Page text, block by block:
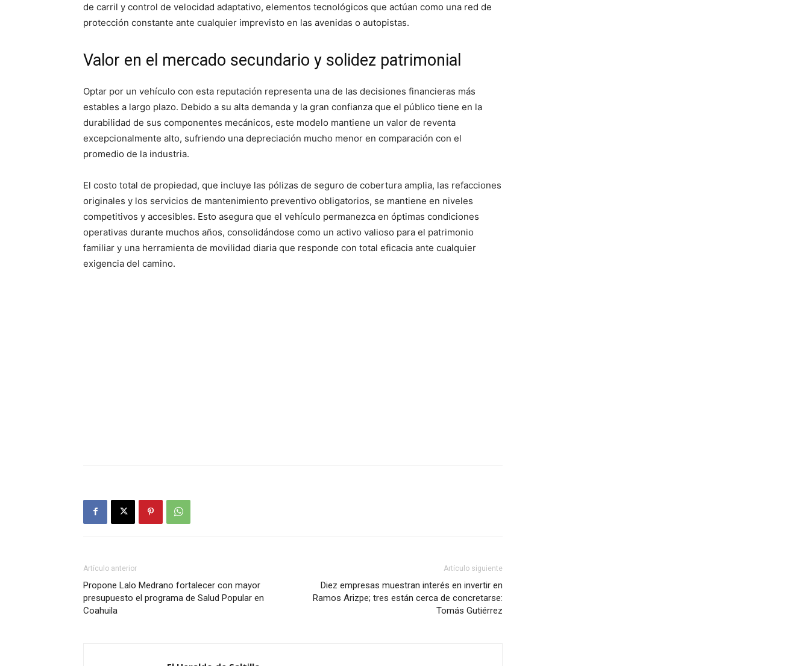
de carril y control de velocidad adaptativo, elementos tecnológicos que actúan como una red de
protección constante ante cualquier imprevisto en las avenidas o autopistas.
Valor en el mercado secundario y solidez patrimonial
Optar por un vehículo con esta reputación representa una de las decisiones financieras más
estables a largo plazo. Debido a su alta demanda y la gran confianza que el público tiene en la
durabilidad de sus componentes mecánicos, este modelo mantiene un valor de reventa
excepcionalmente alto, sufriendo una depreciación mucho menor en comparación con el
promedio de la industria.
El costo total de propiedad, que incluye las pólizas de seguro de cobertura amplia, las refacciones
originales y los servicios de mantenimiento preventivo obligatorios, se mantiene en niveles
competitivos y accesibles. Esto asegura que el vehículo permanezca en óptimas condiciones
operativas durante muchos años, consolidándose como un activo valioso para el patrimonio
familiar y una herramienta de movilidad diaria que responde con total eficacia ante cualquier
exigencia del camino.
Artículo anterior
Propone Lalo Medrano fortalecer con mayor
presupuesto el programa de Salud Popular en
Coahuila
Artículo siguiente
Diez empresas muestran interés en invertir en
Ramos Arizpe; tres están cerca de concretarse:
Tomás Gutiérrez